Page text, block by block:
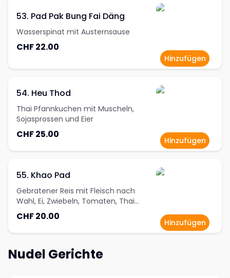
53. Pad Pak Bung Fai Däng
Wasserspinat mit Austernsause
CHF 22.00
Hinzufügen
54. Heu Thod
Thai Pfannkuchen mit Muscheln,
Sojasprossen und Eier
CHF 25.00
Hinzufügen
55. Khao Pad
Gebratener Reis mit Fleisch nach
Wahl, Ei, Zwiebeln, Tomaten, Thai
Brokkoli, Blumenkohl, Karotten und
Frühlingszwiebeln
CHF 20.00
Hinzufügen
Nudel Gerichte